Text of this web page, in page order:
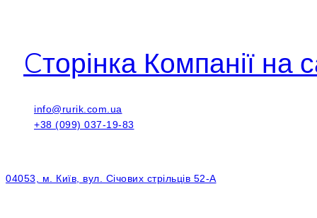
Cторінка Компанії на
info@rurik.com.ua
+38 (099) 037-19-83
04053, м. Київ, вул. Січових стрільців 52-А